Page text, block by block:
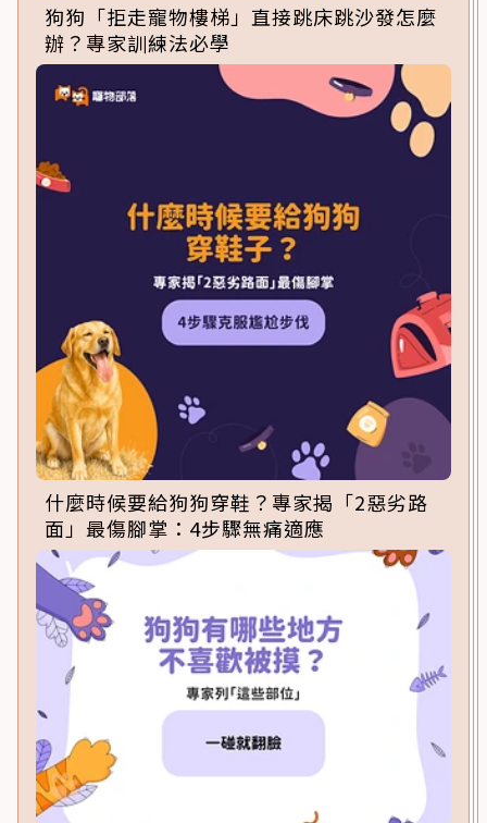
狗狗「拒走寵物樓梯」直接跳床跳沙發怎麼
辦？專家訓練法必學
什麼時候要給狗狗穿鞋？專家揭「2惡劣路
面」最傷腳掌：4步驟無痛適應